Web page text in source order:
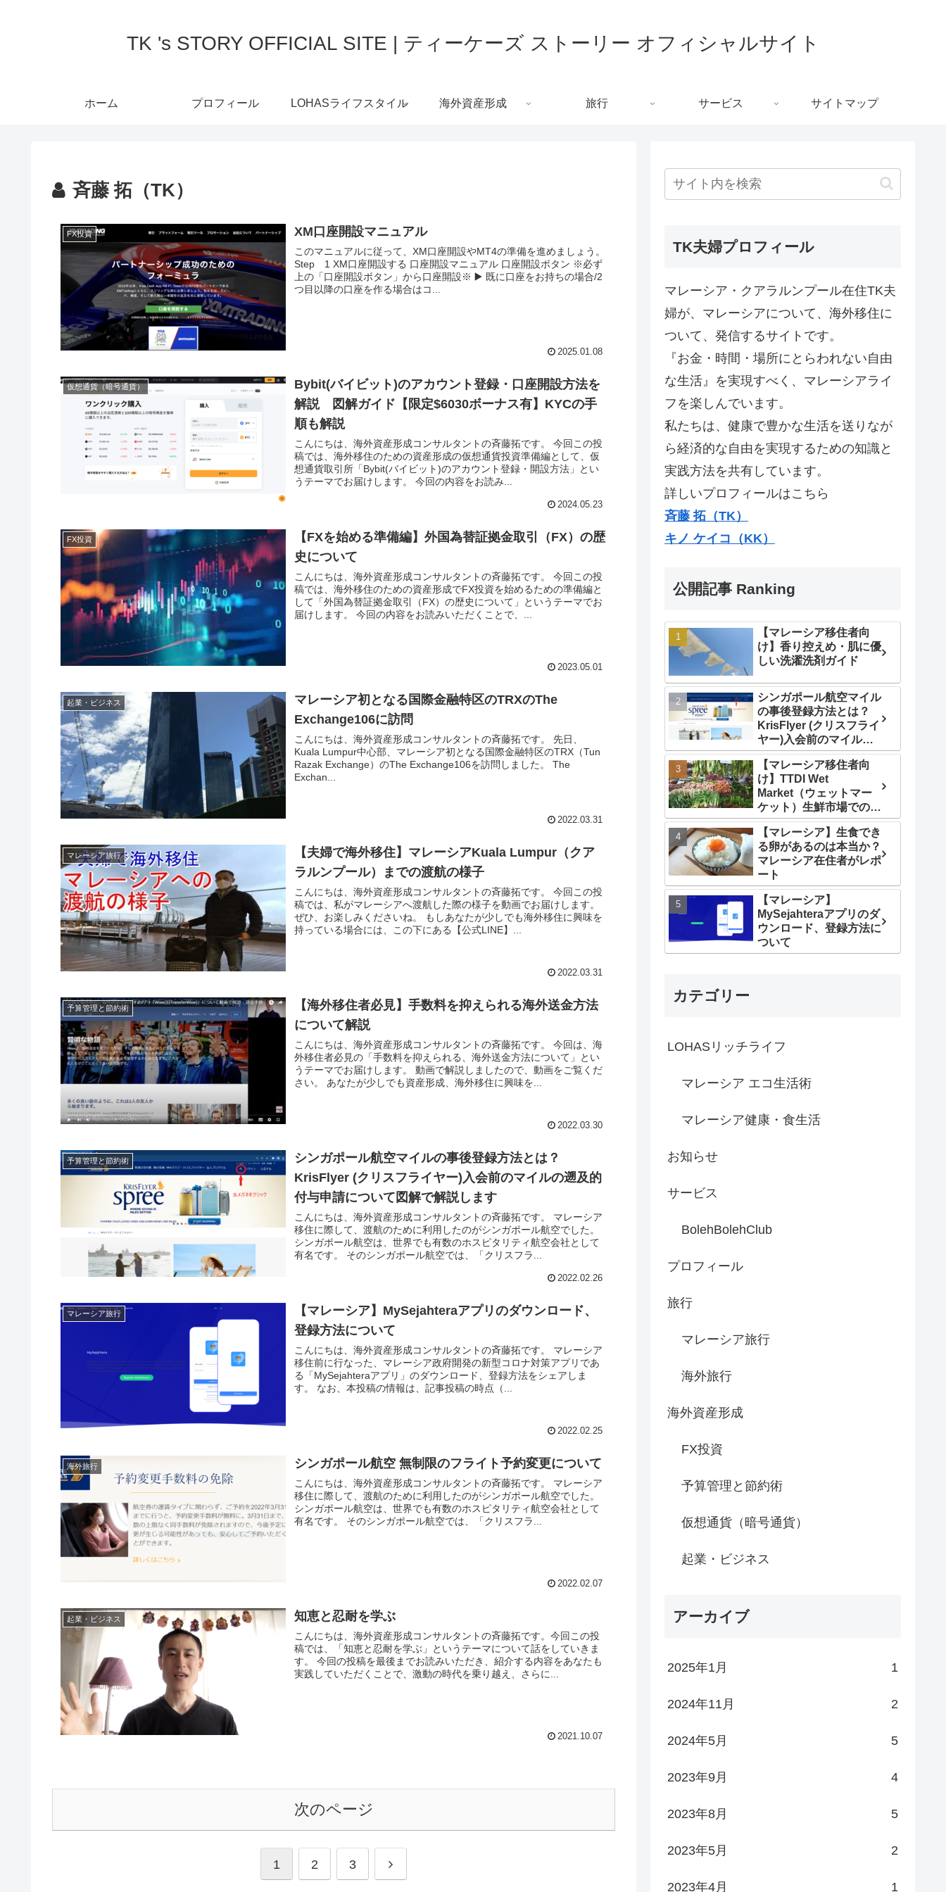
TK 's STORY OFFICIAL SITE | ティーケーズ ストーリー オフィシャルサイト
ホーム プロフィール LOHASライフスタイル 海外資産形成 旅行 サービス サイトマップ
斉藤 拓（TK）
FX投資 XM口座開設マニュアル
このマニュアルに従って、XM口座開設やMT4の準備を進めましょう。
Step 1 XM口座開設する 口座開設マニュアル 口座開設ボタン ※必ず
上の「口座開設ボタン」から口座開設※ ▶️ 既に口座をお持ちの場合/2
つ目以降の口座を作る場合はコ...
2025.01.08
仮想通貨（暗号通貨）
Bybit(バイビット)のアカウント登録・口座開設方法を
解説 図解ガイド【限定$6030ボーナス有】KYCの手
順も解説
こんにちは、海外資産形成コンサルタントの斉藤拓です。 今回この投
稿では、海外移住のための資産形成の仮想通貨投資準備編として、仮
想通貨取引所「Bybit(バイビット)のアカウント登録・開設方法」とい
うテーマでお届けします。 今回の内容をお読み...
2024.05.23
FX投資
【FXを始める準備編】外国為替証拠金取引（FX）の歴
史について
こんにちは、海外資産形成コンサルタントの斉藤拓です。 今回この投
稿では、海外移住のための資産形成でFX投資を始めるための準備編と
して「外国為替証拠金取引（FX）の歴史について」というテーマでお
届けします。 今回の内容をお読みいただくことで、...
2023.05.01
起業・ビジネス
マレーシア初となる国際金融特区のTRXのThe
Exchange106に訪問
こんにちは、海外資産形成コンサルタントの斉藤拓です。 先日、
Kuala Lumpur中心部、マレーシア初となる国際金融特区のTRX（Tun
Razak Exchange）のThe Exchange106を訪問しました。 The
Exchan...
2022.03.31
マレーシア旅行
【夫婦で海外移住】マレーシアKuala Lumpur（クア
ラルンプール）までの渡航の様子
こんにちは、海外資産形成コンサルタントの斉藤拓です。 今回この投
稿では、私がマレーシアへ渡航した際の様子を動画でお届けします。
ぜひ、お楽しみくださいね。 もしあなたが少しでも海外移住に興味を
持っている場合には、この下にある【公式LINE】...
2022.03.31
予算管理と節約術
【海外移住者必見】手数料を抑えられる海外送金方法
について解説
こんにちは、海外資産形成コンサルタントの斉藤拓です。 今回は、海
外移住者必見の「手数料を抑えられる、海外送金方法について」とい
うテーマでお届けします。 動画で解説しましたので、動画をご覧くだ
さい。 あなたが少しでも資産形成、海外移住に興味を...
2022.03.30
予算管理と節約術
シンガポール航空マイルの事後登録方法とは？
KrisFlyer (クリスフライヤー)入会前のマイルの遡及的
付与申請について図解で解説します
こんにちは、海外資産形成コンサルタントの斉藤拓です。 マレーシア
移住に際して、渡航のために利用したのがシンガポール航空でした。
シンガポール航空は、世界でも有数のホスピタリティ航空会社として
有名です。 そのシンガポール航空では、「クリスフラ...
2022.02.26
マレーシア旅行
【マレーシア】MySejahteraアプリのダウンロード、
登録方法について
こんにちは、海外資産形成コンサルタントの斉藤拓です。 マレーシア
移住前に行なった、マレーシア政府開発の新型コロナ対策アプリであ
る「MySejahteraアプリ」のダウンロード、登録方法をシェアしま
す。 なお、本投稿の情報は、記事投稿の時点（...
2022.02.25
海外旅行 シンガポール航空 無制限のフライト予約変更について
こんにちは、海外資産形成コンサルタントの斉藤拓です。 マレーシア
移住に際して、渡航のために利用したのがシンガポール航空でした。
シンガポール航空は、世界でも有数のホスピタリティ航空会社として
有名です。 そのシンガポール航空では、「クリスフラ...
2022.02.07
起業・ビジネス 知恵と忍耐を学ぶ
こんにちは、海外資産形成コンサルタントの斉藤拓です。今回この投
稿では、「知恵と忍耐を学ぶ」というテーマについて話をしていきま
す。 今回の投稿を最後までお読みいただき、紹介する内容をあなたも
実践していただくことで、激動の時代を乗り越え、さらに...
2021.10.07
次のページ
1 2 3 次
TK夫婦プロフィール
マレーシア・クアラルンプール在住TK夫
婦が、マレーシアについて、海外移住に
ついて、発信するサイトです。
『お金・時間・場所にとらわれない自由
な生活』を実現すべく、マレーシアライ
フを楽しんでいます。
私たちは、健康で豊かな生活を送りなが
ら経済的な自由を実現するための知識と
実践方法を共有しています。
詳しいプロフィールはこちら
斉藤 拓（TK）
キノ ケイコ（KK）
公開記事 Ranking
【マレーシア移住者向
け】香り控えめ・肌に優
しい洗濯洗剤ガイド
シンガポール航空マイル
の事後登録方法とは？
KrisFlyer (クリスフライ
ヤー)入会前のマイルの
遡及的付与申請について
図解で解説します
【マレーシア移住者向
け】TTDI Wet
Market（ウェットマー
ケット）生鮮市場でのお
買い物ガイド徹底解説し
ます！
【マレーシア】生食でき
る卵があるのは本当か？
マレーシア在住者がレポ
ート
【マレーシア】
MySejahteraアプリのダ
ウンロード、登録方法に
ついて
カテゴリー
LOHASリッチライフ
マレーシア エコ生活術
マレーシア健康・食生活
お知らせ
サービス
BolehBolehClub
プロフィール
旅行
マレーシア旅行
海外旅行
海外資産形成
FX投資
予算管理と節約術
仮想通貨（暗号通貨）
起業・ビジネス
アーカイブ
2025年1月 1
2024年11月 2
2024年5月 5
2023年9月 4
2023年8月 5
2023年5月 2
2023年4月 1